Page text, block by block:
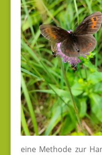
eine Methode zur